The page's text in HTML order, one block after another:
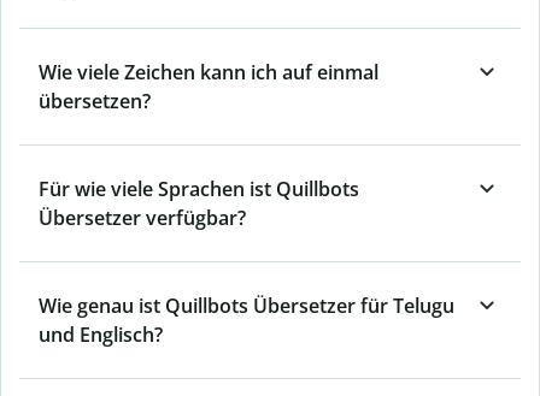
Wie viele Zeichen kann ich auf einmal
übersetzen?
Für wie viele Sprachen ist Quillbots
Übersetzer verfügbar?
Wie genau ist Quillbots Übersetzer für Telugu
und Englisch?